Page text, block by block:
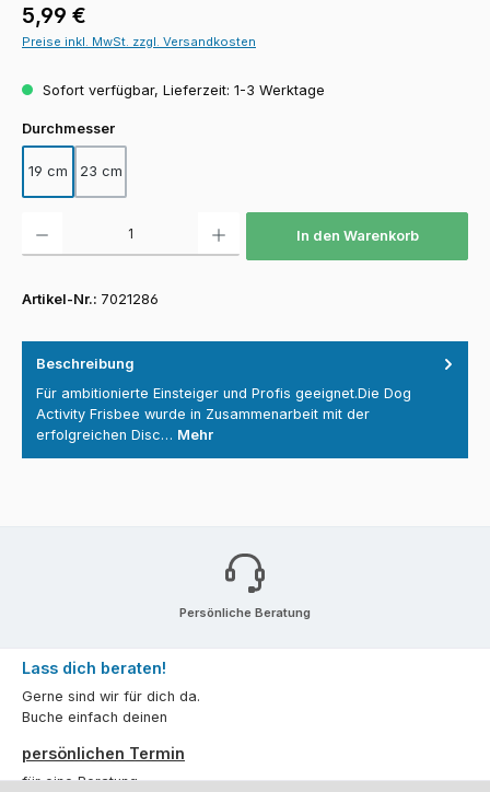
Regulärer Preis:
5,99 €
Preise inkl. MwSt. zzgl. Versandkosten
Sofort verfügbar, Lieferzeit: 1-3 Werktage
Durchmesserauswählen
19 cm 23 cm
In den Warenkorb
Artikel-Nr.: 7021286
Beschreibung
Für ambitionierte Einsteiger und Profis geeignet.Die Dog
Activity Frisbee wurde in Zusammenarbeit mit der
erfolgreichen Disc… Mehr
Persönliche Beratung
Lass dich beraten!
Gerne sind wir für dich da.
Buche einfach deinen
persönlichen Termin
für eine Beratung.